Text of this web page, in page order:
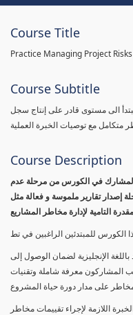
Course Title
Course Subtitle
الى مستوى قادر على إنتاج سجل
متكامل مع توصيات الخبرة العملية
Course Description
على نقل المشارك في الكورس من مرحلة عدم
إصدار تقارير ملموسة و فعالة مثل
باللغة الإنجليزية لضمان الوصول إلى
المشاركون معرفة شاملة وتقنيات
اللازمة لإجراء تقييمات مخاطر